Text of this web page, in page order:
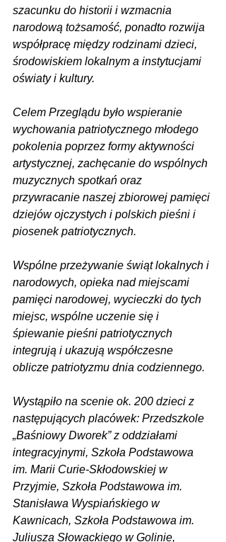
szacunku do historii i wzmacnia
narodową tożsamość, ponadto rozwija
współpracę między rodzinami dzieci,
środowiskiem lokalnym a instytucjami
oświaty i kultury.
Celem Przeglądu było wspieranie
wychowania patriotycznego młodego
pokolenia poprzez formy aktywności
artystycznej, zachęcanie do wspólnych
muzycznych spotkań oraz
przywracanie naszej zbiorowej pamięci
dziejów ojczystych i polskich pieśni i
piosenek patriotycznych.
Wspólne przeżywanie świąt lokalnych i
narodowych, opieka nad miejscami
pamięci narodowej, wycieczki do tych
miejsc, wspólne uczenie się i
śpiewanie pieśni patriotycznych
integrują i ukazują współczesne
oblicze patriotyzmu dnia codziennego.
Wystąpiło na scenie ok. 200 dzieci z
następujących placówek: Przedszkole
„Baśniowy Dworek” z oddziałami
integracyjnymi, Szkoła Podstawowa
im. Marii Curie-Skłodowskiej w
Przyjmie, Szkoła Podstawowa im.
Stanisława Wyspiańskiego w
Kawnicach, Szkoła Podstawowa im.
Juliusza Słowackiego w Golinie,